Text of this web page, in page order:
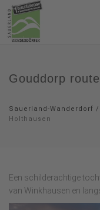
Gouddorp
Sauerland-Wanderdorf /
Holthausen
Een schilderachtige
van Winkhausen en